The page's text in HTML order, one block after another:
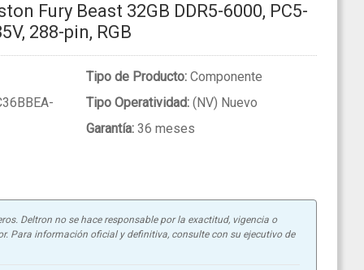
Fury Beast 32GB DDR5-6000, PC5-
288-pin, RGB
Tipo de Producto:Componente
Tipo Operatividad:(NV) Nuevo
Garantía:36 meses
Deltron no se hace responsable por la exactitud, vigencia o
Para información oficial y definitiva, consulte con su ejecutivo de